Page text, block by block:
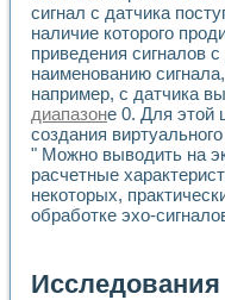
сигнал с датчика
наличие которого
приведения сигналов
наименованию
например, с датчика
диапазоне 0. Для этой
создания
" Можно выводить на
расчетные
некоторых,
обработке эхо-
Исследования